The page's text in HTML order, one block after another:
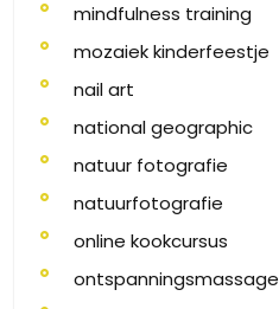
mindfulness training
mozaiek kinderfeestje
nail art
national geographic
natuur fotografie
natuurfotografie
online kookcursus
ontspanningsmassage